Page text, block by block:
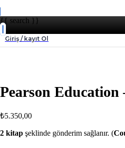
{{ search }}
Giriş / kayıt Ol
Pearson
₺5.350,00
2 kitap şeklinde gönderim sağlanır. (